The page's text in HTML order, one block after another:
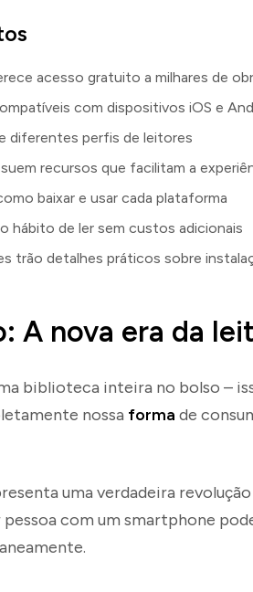
acesso gratuito a milhares de
com dispositivos iOS e
diferentes perfis de leitores
recursos que facilitam a
baixar e usar cada plataforma
hábito de ler sem custos adicionais
trão detalhes práticos sobre
A nova era da
biblioteca inteira no bolso –
nossa forma de
uma verdadeira
pessoa com um smartphone